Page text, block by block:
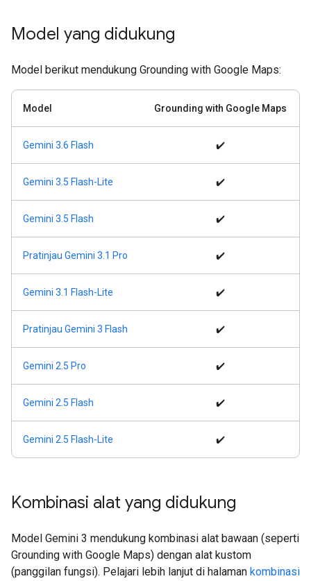
Model yang didukung
Model berikut mendukung Grounding with Google Maps:
Model Grounding with Google Maps
Gemini 3.6 Flash ✔️
Gemini 3.5 Flash-Lite ✔️
Gemini 3.5 Flash ✔️
Pratinjau Gemini 3.1 Pro ✔️
Gemini 3.1 Flash-Lite ✔️
Pratinjau Gemini 3 Flash ✔️
Gemini 2.5 Pro ✔️
Gemini 2.5 Flash ✔️
Gemini 2.5 Flash-Lite ✔️
Kombinasi alat yang didukung
Model Gemini 3 mendukung kombinasi alat bawaan (seperti
Grounding with Google Maps) dengan alat kustom
(panggilan fungsi). Pelajari lebih lanjut di halaman kombinasi